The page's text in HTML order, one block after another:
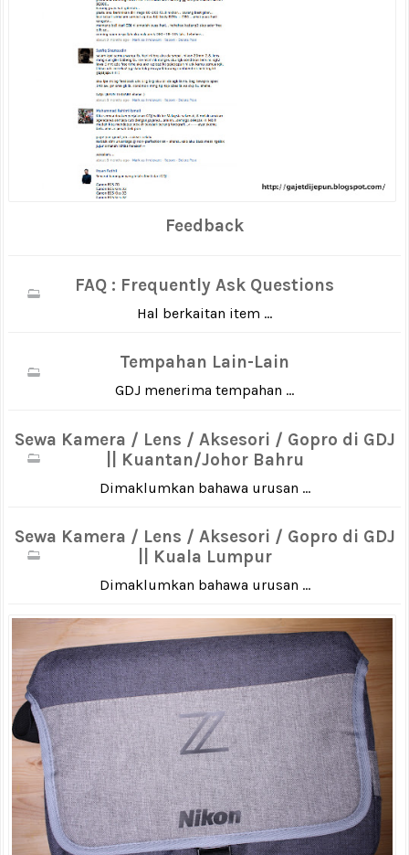
Feedback
FAQ : Frequently Ask Questions
Hal berkaitan item ...
Tempahan Lain-Lain
GDJ menerima tempahan ...
Sewa Kamera / Lens / Aksesori / Gopro di GDJ
|| Kuantan/Johor Bahru
Dimaklumkan bahawa urusan ...
Sewa Kamera / Lens / Aksesori / Gopro di GDJ
|| Kuala Lumpur
Dimaklumkan bahawa urusan ...